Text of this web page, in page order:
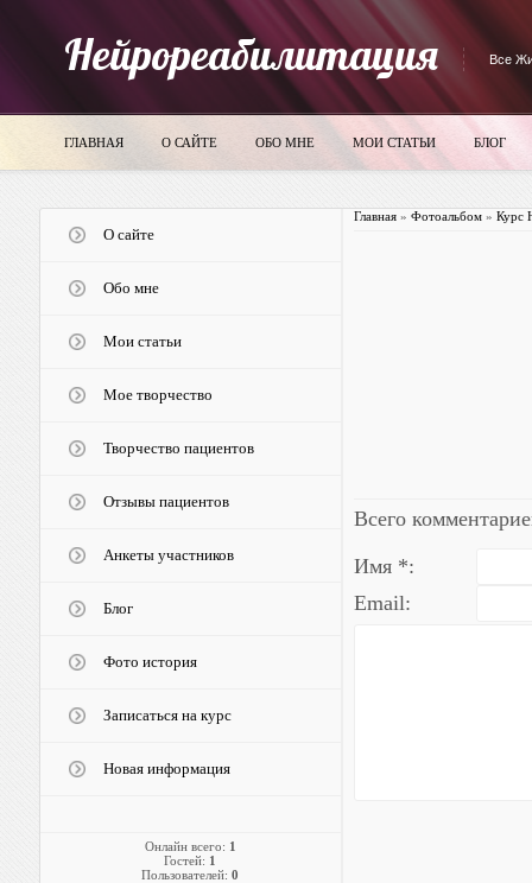
Нейрореабилитация Все
ГЛАВНАЯ О САЙТЕ ОБО МНЕ МОИ СТАТЬИ БЛОГ
О сайте
Обо мне
Мои статьи
Мое творчество
Творчество пациентов
Отзывы пациентов
Анкеты участников
Блог
Фото история
Записаться на курс
Новая информация
Онлайн всего: 1
Гостей: 1
Пользователей: 0
Главная» Фотоальбом» Курс
Всего
Имя *:
Email: